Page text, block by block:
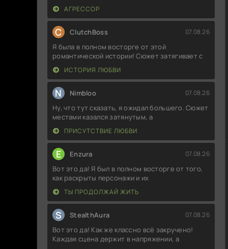
АГРЕССОР
C ClutchBoss 07.08.26
Я была в полном восторге от этой
романтической истории! Сюжет затягивает с
ИСТОРИЯ ЛЮБВИ
N Nimbloo 07.08.26
Ну, что тут сказать, я ожидал большего. Сюжет
местами казался затянутым, а
ПРИСУТСТВИЕ ЛЮБВИ
E Enzura 07.08.26
Вот это да! Я был в полном восторге от того,
как раскрыты персонажи и их
ТЫ ПРОДОЛЖАЙ ЖИТЬ
S StealthAura 07.08.26
Вот это да! Как же классно всё закручено!
Каждая сцена держит в напряжении, а